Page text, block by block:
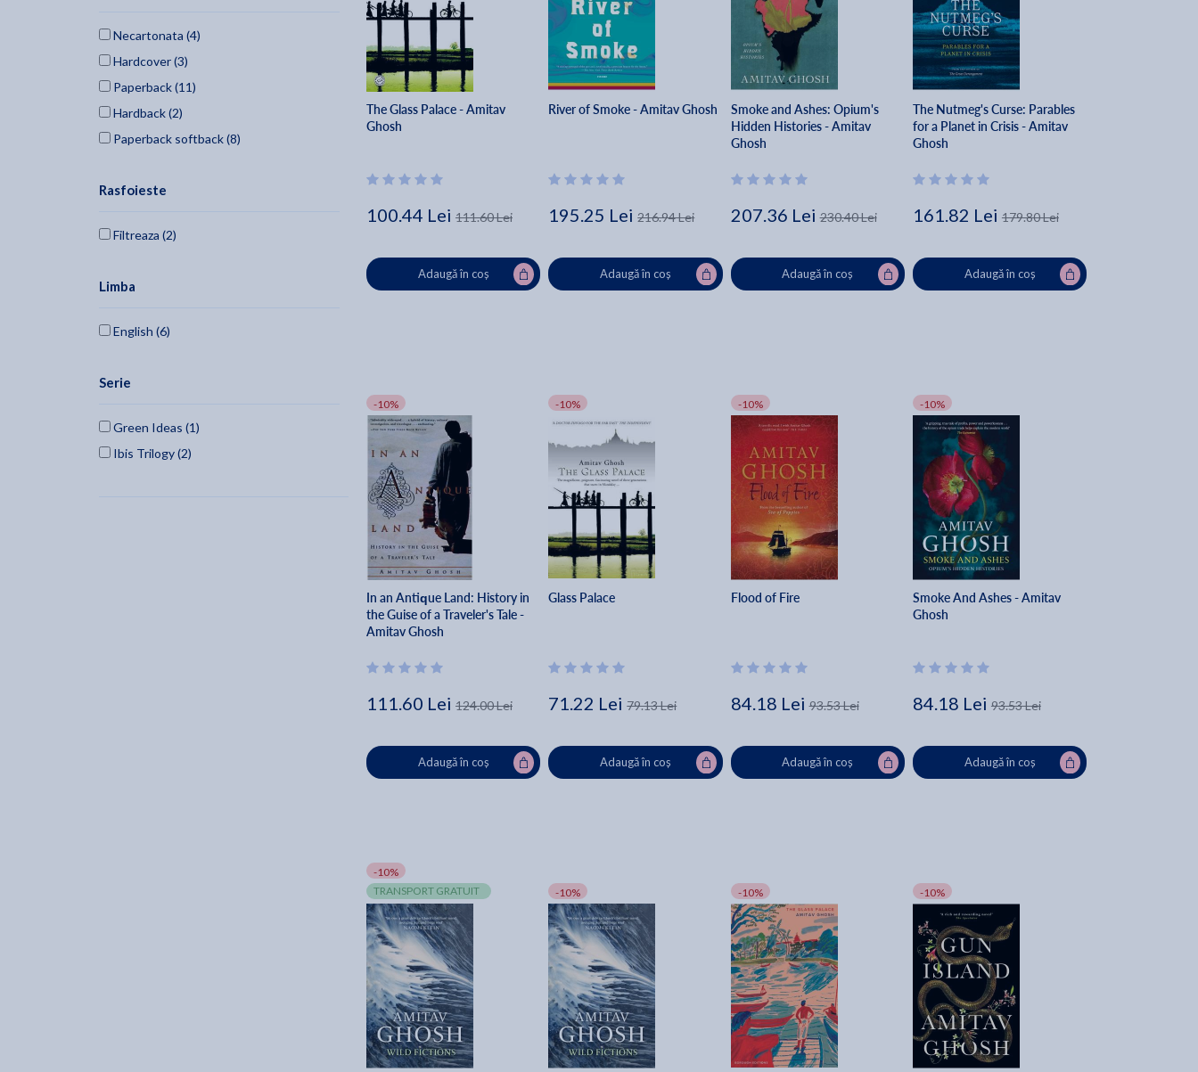
Necartonata (4)
Hardcover (3)
Paperback (11)
Hardback (2)
Paperback softback (8)
Rasfoieste
Filtreaza (2)
Limba
English (6)
Serie
Green Ideas (1)
Ibis Trilogy (2)
The Glass Palace - Amitav
Ghosh
100.44 Lei 111.60 Lei
Adaugă în coș
River of Smoke - Amitav Ghosh
195.25 Lei 216.94 Lei
Adaugă în coș
Smoke and Ashes: Opium's
Hidden Histories - Amitav
Ghosh
207.36 Lei 230.40 Lei
Adaugă în coș
The Nutmeg's Curse: Parables
for a Planet in Crisis - Amitav
Ghosh
161.82 Lei 179.80 Lei
Adaugă în coș
-10%
In an Antique Land: History in
the Guise of a Traveler's Tale -
Amitav Ghosh
111.60 Lei 124.00 Lei
Adaugă în coș
-10%
Glass Palace
71.22 Lei 79.13 Lei
Adaugă în coș
-10%
Flood of Fire
84.18 Lei 93.53 Lei
Adaugă în coș
-10%
Smoke And Ashes - Amitav
Ghosh
84.18 Lei 93.53 Lei
Adaugă în coș
-10%
TRANSPORT GRATUIT
-10% -10% -10%